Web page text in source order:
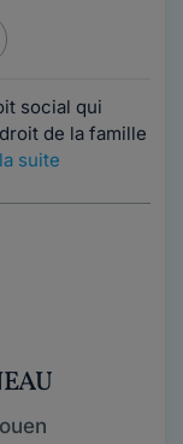
social qui
de la famille
suite